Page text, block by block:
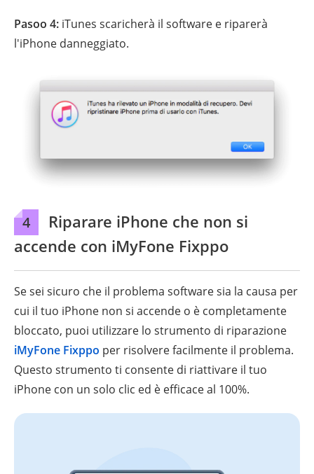
Pasoo 4: iTunes scaricherà il software e riparerà
l'iPhone danneggiato.
4
Riparare iPhone che non si
accende con iMyFone Fixppo
Se sei sicuro che il problema software sia la causa per
cui il tuo iPhone non si accende o è completamente
bloccato, puoi utilizzare lo strumento di riparazione
iMyFone Fixppo per risolvere facilmente il problema.
Questo strumento ti consente di riattivare il tuo
iPhone con un solo clic ed è efficace al 100%.